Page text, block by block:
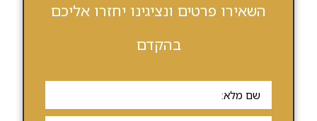
השאירו פרטים ונציגינו יחזרו אליכם
בהקדם